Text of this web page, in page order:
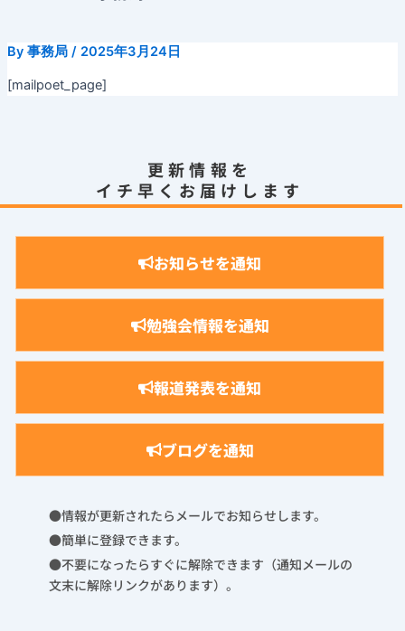
By 事務局 / 2025年3月24日
[mailpoet_page]
更新情報を
イチ早くお届けします
お知らせを通知
勉強会情報を通知
報道発表を通知
ブログを通知
●情報が更新されたらメールでお知らせします。
●簡単に登録できます。
●不要になったらすぐに解除できます（通知メールの
文末に解除リンクがあります）。